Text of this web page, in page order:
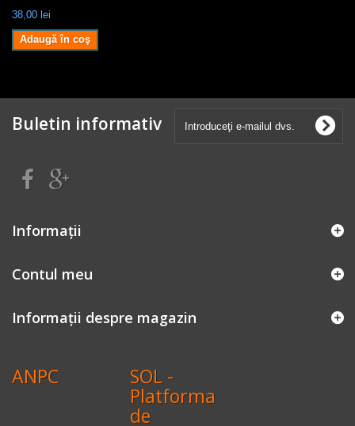
38,00 lei
Adaugă în coş
Buletin informativ
Informaţii
Contul meu
Informații despre magazin
ANPC SOL -
Platforma
de